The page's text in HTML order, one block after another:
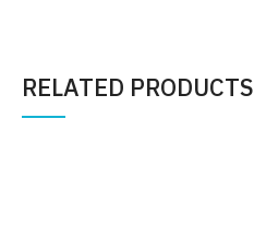
RELATED PRODUCTS